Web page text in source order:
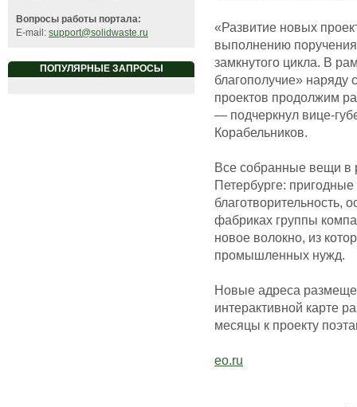
Вопросы работы портала:
E-mail: support@solidwaste.ru
ПОПУЛЯРНЫЕ ЗАПРОСЫ
«Развитие новых
выполнению
замкнутого цикла. В
благополучие» наряду
проектов продолжим
— подчеркнул вице-
Корабельников.
Все собранные вещи в
Петербурге:
благотворительность,
фабриках группы
новое волокно, из
промышленных нужд.
Новые адреса
интерактивной карте
месяцы к проекту
eo.ru